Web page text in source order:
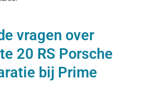
vragen over
20 RS Porsche
bij Prime